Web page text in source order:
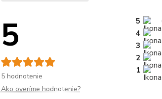
5
5 hodnotenie
5
4
3
2
1
Ako overíme hodnotenie?